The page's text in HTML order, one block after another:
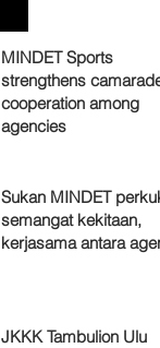
MINDET Sports
strengthens
cooperation among
agencies
Sukan MINDET
semangat kekitaan,
kerjasama antara
JKKK Tambulion Ulu